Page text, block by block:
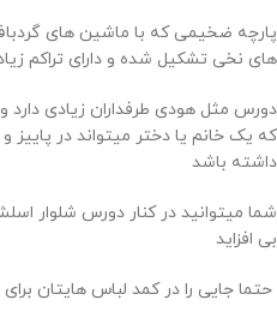
پارچه ضخیمی که با ماشین های
های نخی تشکیل شده و دارای تراکم
دورس مثل هودی طرفداران زیادی
که یک خانم یا دختر میتواند در
داشته باشد
شما میتوانید در کنار دورس شلوار
بی افزاید
حتما جایی را در کمد لباس هایتان